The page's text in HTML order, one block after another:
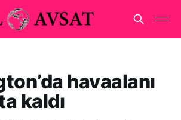
havaalanı
kaldı